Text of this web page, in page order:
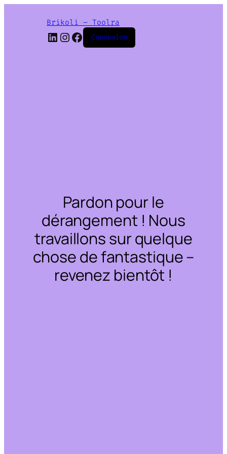
Brikoli – Toolra
LinkedIn
Instagram
Facebook
Connexion
Pardon pour le
dérangement ! Nous
travaillons sur quelque
chose de fantastique –
revenez bientôt !